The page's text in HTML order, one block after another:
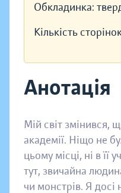
Обкладинка:
Кількість
Анотація
Мій світ змінився,
академії. Ніщо не
цьому місці, ні в її
тут, звичайна
чи монстрів. Я